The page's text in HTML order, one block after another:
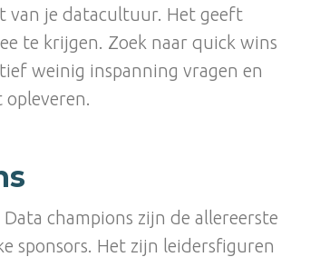
van je datacultuur. Het geeft
te krijgen. Zoek naar quick wins
weinig inspanning vragen en
champions zijn de allereerste
sponsors. Het zijn leidersfiguren